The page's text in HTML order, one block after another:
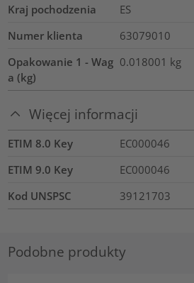
Kraj pochodzenia
ES
Numer klienta
63079010
Opakowanie 1 - Wag
a (kg)
0.018001 kg
Więcej informacji
ETIM 8.0 Key
EC000046
ETIM 9.0 Key
EC000046
Kod UNSPSC
39121703
Podobne produkty